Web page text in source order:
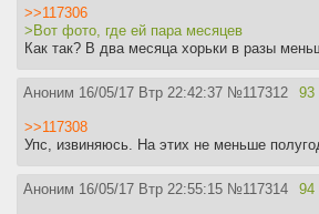
>>117306
>Вот фото, где ей пара месяцев
Как так? В два месяца хорьки в разы
Аноним 16/05/17 Втр 22:42:37 №117312 93
>>117308
Упс, извиняюсь. На этих не меньше
Аноним 16/05/17 Втр 22:55:15 №117314 94